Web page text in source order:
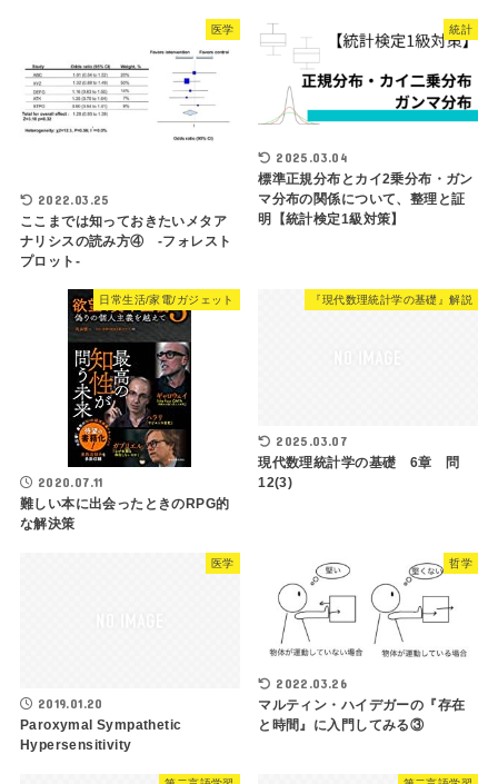
医学
2022.03.25
ここまでは知っておきたいメタア
ナリシスの読み方④ -フォレスト
プロット-
統計
2025.03.04
標準正規分布とカイ2乗分布・ガン
マ分布の関係について、整理と証
明【統計検定1級対策】
日常生活/家電/ガジェット
2020.07.11
難しい本に出会ったときのRPG的
な解決策
『現代数理統計学の基礎』解説
2025.03.07
現代数理統計学の基礎 6章 問
12(3)
医学
2019.01.20
Paroxymal Sympathetic
Hypersensitivity
哲学
2022.03.26
マルティン・ハイデガーの『存在
と時間』に入門してみる③